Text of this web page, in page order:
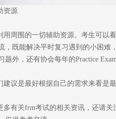
资源
用周围的一切辅助资源。考生可以
，既能解决平时复习遇到的小困难
外，还有协会每年的Practice
议是最好根据自己的需求来看是最
有关frm考试的相关资讯，还请关